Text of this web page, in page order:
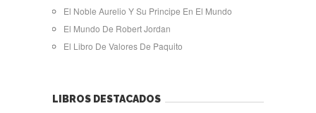
El Noble Aurelio Y Su Principe En El Mundo
El Mundo De Robert Jordan
El Libro De Valores De Paquito
LIBROS DESTACADOS